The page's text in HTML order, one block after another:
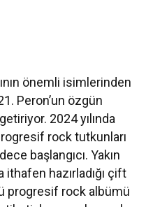
önemli isimlerinden
Peron’un özgün
2024 yılında
rock tutkunları
başlangıcı. Yakın
ithafen hazırladığı çift
progresif rock albümü